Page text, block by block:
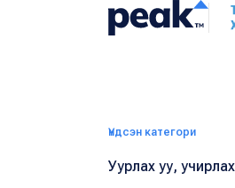
Үндсэн категори
Уурлах уу,